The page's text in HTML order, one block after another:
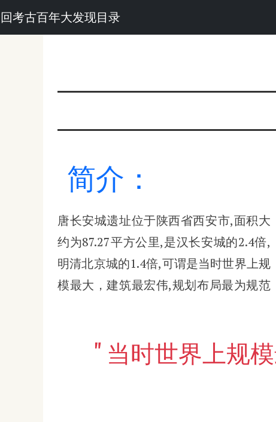
回考古百年大发现目录
简介：
唐长安城遗址位于陕西省西安市,面积大
约为87.27平方公里,是汉长安城的2.4倍,
明清北京城的1.4倍,可谓是当时世界上规
模最大，建筑最宏伟,规划布局最为规范